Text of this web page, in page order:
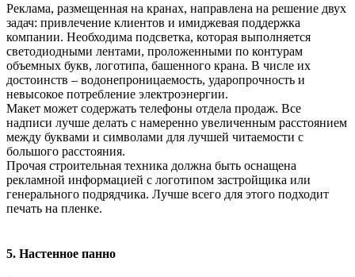
Реклама, размещенная на кранах, направлена на решение двух
задач: привлечение клиентов и имиджевая поддержка
компании. Необходима подсветка, которая выполняется
светодиодными лентами, проложенными по контурам
объемных букв, логотипа, башенного крана. В числе их
достоинств – водонепроницаемость, ударопрочность и
невысокое потребление электроэнергии.
Макет может содержать телефоны отдела продаж. Все
надписи лучше делать с намеренно увеличенным расстоянием
между буквами и символами для лучшей читаемости с
большого расстояния.
Прочая строительная техника должна быть оснащена
рекламной информацией с логотипом застройщика или
генерального подрядчика. Лучше всего для этого подходит
печать на пленке.
5. Настенное панно